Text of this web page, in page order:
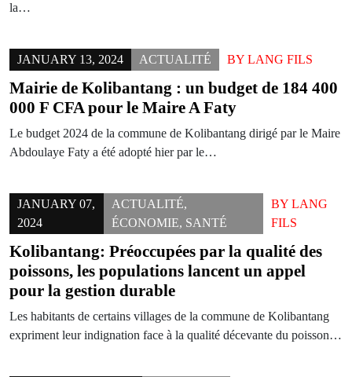
la…
JANUARY 13, 2024 ACTUALITÉ BY LANG FILS
Mairie de Kolibantang : un budget de 184 400
000 F CFA pour le Maire A Faty
Le budget 2024 de la commune de Kolibantang dirigé par le Maire
Abdoulaye Faty a été adopté hier par le…
JANUARY 07,
2024
ACTUALITÉ,
ÉCONOMIE, SANTÉ
BYLANG
FILS
Kolibantang: Préoccupées par la qualité des
poissons, les populations lancent un appel
pour la gestion durable
Les habitants de certains villages de la commune de Kolibantang
expriment leur indignation face à la qualité décevante du poisson…